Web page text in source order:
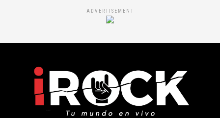
ADVERTISEMENT